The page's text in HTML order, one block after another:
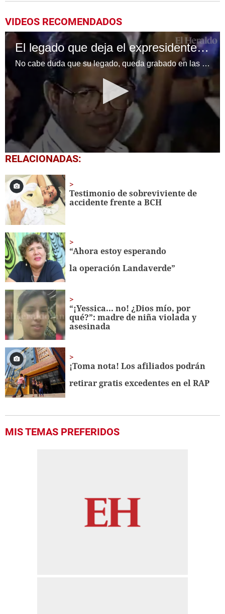
VIDEOS RECOMENDADOS
El legado que deja el expresidente de Honduras, Rafael Leonardo Callejas
No cabe duda que su legado, queda grabado en las memorias y corazones de cientos de hondureños a los que hoy, quien en vida fuera Rafael Leonardo Callejas, sirvió hasta el último de sus días.
0
seconds
3
minutes,
seconds
RELACIONADAS:
Testimonio de sobreviviente de
accidente frente a BCH
“Ahora estoy esperando
la operación Landaverde”
“¡Yessica... no! ¿Dios mío, por
qué?”: madre de niña violada y
asesinada
¡Toma nota! Los afiliados podrán
retirar gratis excedentes en el RAP
MIS TEMAS PREFERIDOS